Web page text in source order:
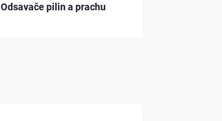
Odsavače pilin a prachu